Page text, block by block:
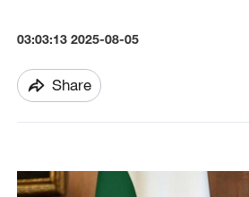
03:03:13 2025-08-05
Share